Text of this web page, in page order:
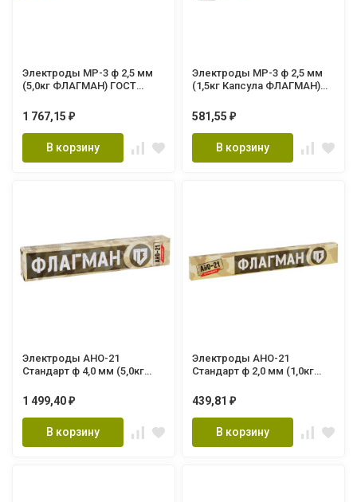
Электроды МР-3 ф 2,5 мм
(5,0кг ФЛАГМАН) ГОСТ
1 767,15 ₽
В корзину
Электроды МР-3 ф 2,5 мм
(1,5кг Капсула ФЛАГМАН)
581,55 ₽
В корзину
Электроды АНО-21
Стандарт ф 4,0 мм (5,0кг
1 499,40 ₽
В корзину
Электроды АНО-21
Стандарт ф 2,0 мм (1,0кг
439,81 ₽
В корзину